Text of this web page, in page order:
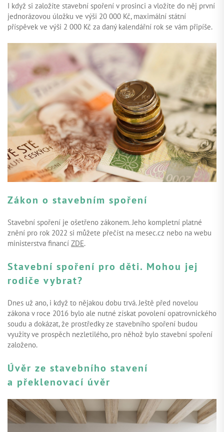
I když si založíte stavební spoření v prosinci a vložíte do něj první
jednorázovou úložku ve výši 20 000 Kč, maximální státní
příspěvek ve výši 2 000 Kč za daný kalendářní rok se vám připíše.
Zákon o stavebním spoření
Stavební spoření je ošetřeno zákonem. Jeho kompletní platné
znění pro rok 2022 si můžete přečíst na mesec.cz nebo na webu
ministerstva financí ZDE.
Stavební spoření pro děti. Mohou jej
rodiče vybrat?
Dnes už ano, i když to nějakou dobu trvá. Ještě před novelou
zákona v roce 2016 bylo ale nutné získat povolení opatrovnického
soudu a dokázat, že prostředky ze stavebního spoření budou
využity ve prospěch nezletilého, pro něhož bylo stavební spoření
založeno.
Úvěr ze stavebního stavení
a překlenovací úvěr